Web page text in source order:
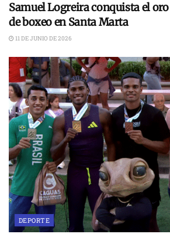
Samuel Logreira conquista el
de boxeo en Santa Marta
11 DE JUNIO DE 2026
DEPORTE